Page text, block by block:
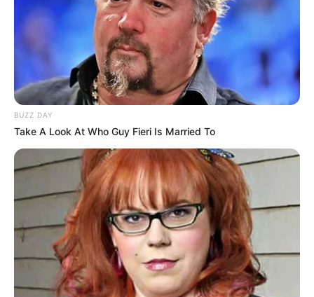
BUZZ DAY
Take A Look At Who Guy Fieri Is Married To